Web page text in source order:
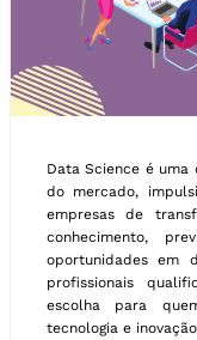
Data Science é uma
do mercado,
empresas de
conhecimento,
oportunidades em
profissionais
escolha para
tecnologia e